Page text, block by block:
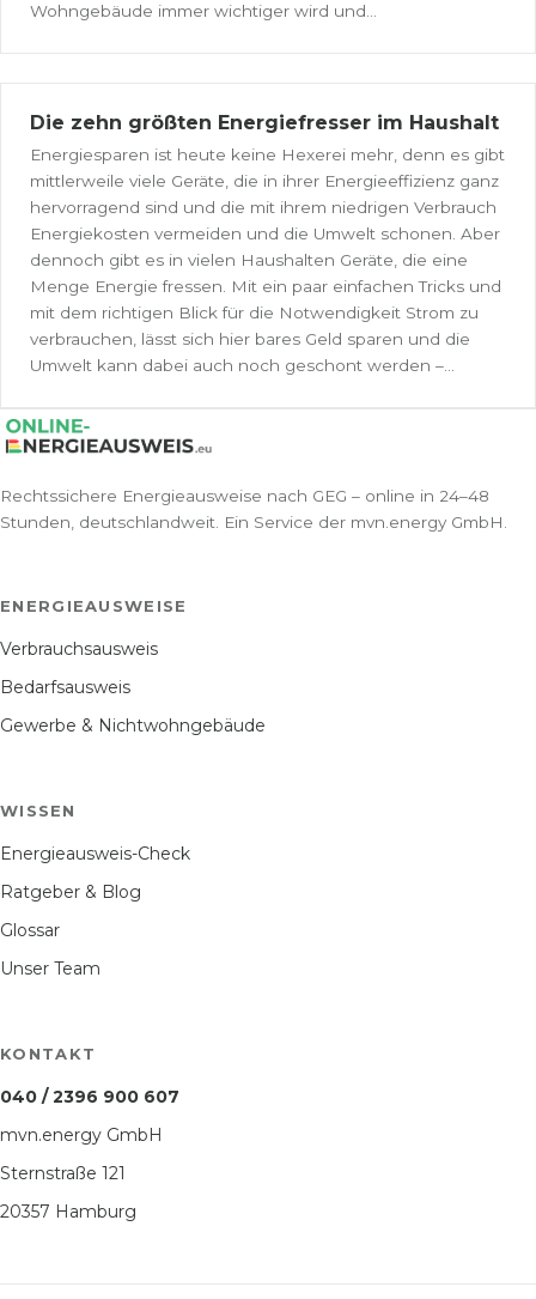
Wohngebäude immer wichtiger wird und...
Die zehn größten Energiefresser im Haushalt
Energiesparen ist heute keine Hexerei mehr, denn es gibt
mittlerweile viele Geräte, die in ihrer Energieeffizienz ganz
hervorragend sind und die mit ihrem niedrigen Verbrauch
Energiekosten vermeiden und die Umwelt schonen. Aber
dennoch gibt es in vielen Haushalten Geräte, die eine
Menge Energie fressen. Mit ein paar einfachen Tricks und
mit dem richtigen Blick für die Notwendigkeit Strom zu
verbrauchen, lässt sich hier bares Geld sparen und die
Umwelt kann dabei auch noch geschont werden –...
Rechtssichere Energieausweise nach GEG – online in 24–48
Stunden, deutschlandweit. Ein Service der mvn.energy GmbH.
ENERGIEAUSWEISE
Verbrauchsausweis
Bedarfsausweis
Gewerbe & Nichtwohngebäude
WISSEN
Energieausweis-Check
Ratgeber & Blog
Glossar
Unser Team
KONTAKT
040 / 2396 900 607
mvn.energy GmbH
Sternstraße 121
20357 Hamburg